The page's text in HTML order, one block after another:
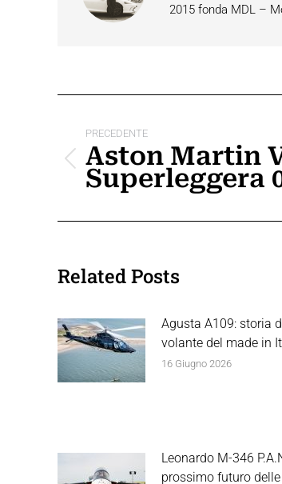
2015 fonda MDL –
post
PRECEDENTE
Post
precedente:
Aston Martin
Superleggera
Related Posts
Agusta A109: storia
volante del made in
16 Giugno 2026
Leonardo M-346
prossimo futuro delle